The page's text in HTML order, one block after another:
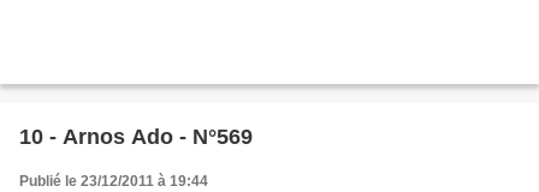
10 - Arnos Ado - N°569
Publié le 23/12/2011 à 19:44